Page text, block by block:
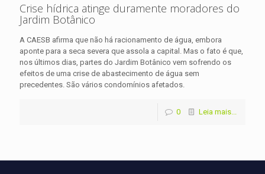
Crise hídrica atinge duramente moradores do
Jardim Botânico
A CAESB afirma que não há racionamento de água, embora
aponte para a seca severa que assola a capital. Mas o fato é que,
nos últimos dias, partes do Jardim Botânico vem sofrendo os
efeitos de uma crise de abastecimento de água sem
precedentes. São vários condomínios afetados.
0 Leia mais...